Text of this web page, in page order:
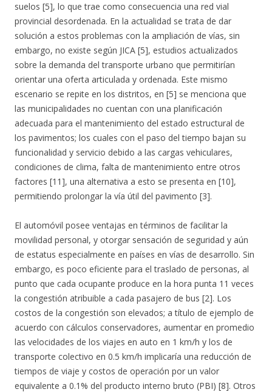
suelos [5], lo que trae como consecuencia una red vial
provincial desordenada. En la actualidad se trata de dar
solución a estos problemas con la ampliación de vías, sin
embargo, no existe según JICA [5], estudios actualizados
sobre la demanda del transporte urbano que permitirían
orientar una oferta articulada y ordenada. Este mismo
escenario se repite en los distritos, en [5] se menciona que
las municipalidades no cuentan con una planificación
adecuada para el mantenimiento del estado estructural de
los pavimentos; los cuales con el paso del tiempo bajan su
funcionalidad y servicio debido a las cargas vehiculares,
condiciones de clima, falta de mantenimiento entre otros
factores [11], una alternativa a esto se presenta en [10],
permitiendo prolongar la vía útil del pavimento [3].
El automóvil posee ventajas en términos de facilitar la
movilidad personal, y otorgar sensación de seguridad y aún
de estatus especialmente en países en vías de desarrollo. Sin
embargo, es poco eficiente para el traslado de personas, al
punto que cada ocupante produce en la hora punta 11 veces
la congestión atribuible a cada pasajero de bus [2]. Los
costos de la congestión son elevados; a título de ejemplo de
acuerdo con cálculos conservadores, aumentar en promedio
las velocidades de los viajes en auto en 1 km/h y los de
transporte colectivo en 0.5 km/h implicaría una reducción de
tiempos de viaje y costos de operación por un valor
equivalente a 0.1% del producto interno bruto (PBI) [8]. Otros